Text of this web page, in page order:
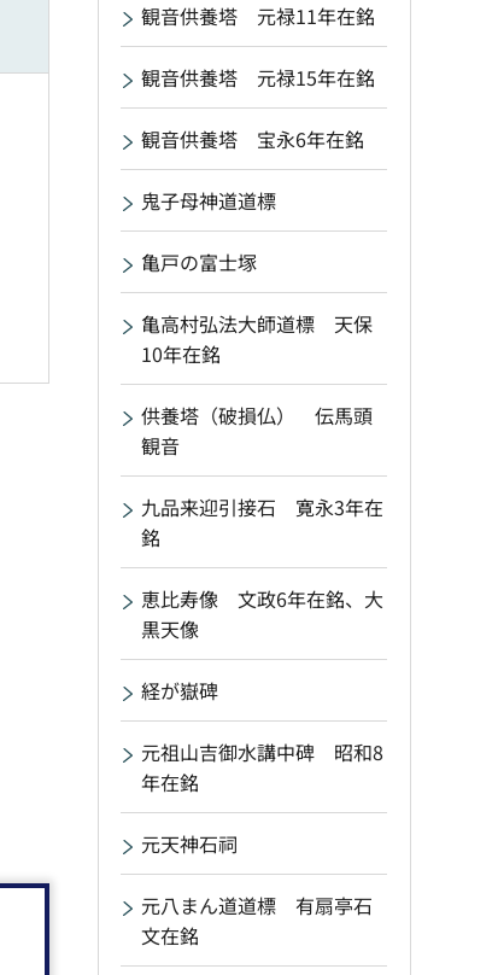
観音供養塔 元禄11年在銘
観音供養塔 元禄15年在銘
観音供養塔 宝永6年在銘
鬼子母神道道標
亀戸の富士塚
亀高村弘法大師道標 天保
10年在銘
供養塔（破損仏） 伝馬頭
観音
九品来迎引接石 寛永3年在
銘
恵比寿像 文政6年在銘、大
黒天像
経が嶽碑
元祖山吉御水講中碑 昭和8
年在銘
元天神石祠
元八まん道道標 有扇亭石
文在銘